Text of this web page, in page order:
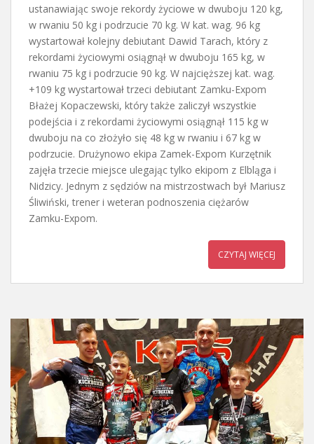
ustanawiając swoje rekordy życiowe w dwuboju 120 kg,
w rwaniu 50 kg i podrzucie 70 kg. W kat. wag. 96 kg
wystartował kolejny debiutant Dawid Tarach, który z
rekordami życiowymi osiągnął w dwuboju 165 kg, w
rwaniu 75 kg i podrzucie 90 kg. W najcięższej kat. wag.
+109 kg wystartował trzeci debiutant Zamku-Expom
Błażej Kopaczewski, który także zaliczył wszystkie
podejścia i z rekordami życiowymi osiągnął 115 kg w
dwuboju na co złożyło się 48 kg w rwaniu i 67 kg w
podrzucie. Drużynowo ekipa Zamek-Expom Kurzętnik
zajęła trzecie miejsce ulegając tylko ekipom z Elbląga i
Nidzicy. Jednym z sędziów na mistrzostwach był Mariusz
Śliwiński, trener i weteran podnoszenia ciężarów
Zamku-Expom.
CZYTAJ WIĘCEJ